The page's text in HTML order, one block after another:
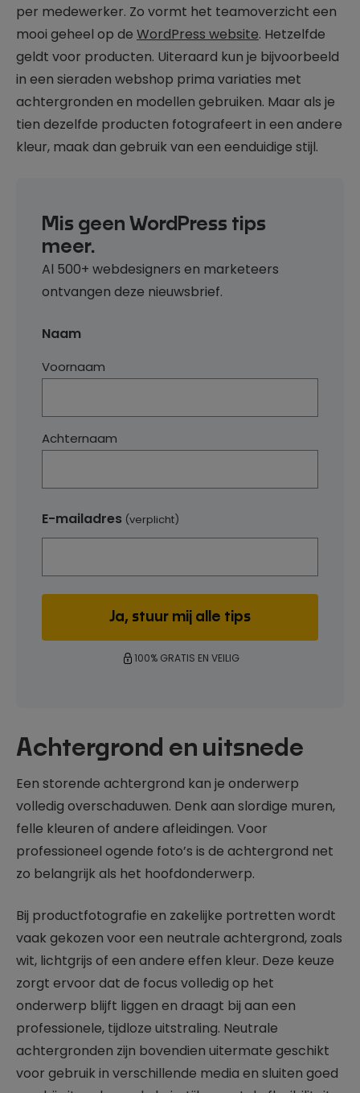
per medewerker. Zo vormt het teamoverzicht een
mooi geheel op de WordPress website. Hetzelfde
geldt voor producten. Uiteraard kun je bijvoorbeeld
in een sieraden webshop prima variaties met
achtergronden en modellen gebruiken. Maar als je
tien dezelfde producten fotografeert in een andere
kleur, maak dan gebruik van een eenduidige stijl.
Mis geen WordPress tips
meer.
Al 500+ webdesigners en marketeers
ontvangen deze nieuwsbrief.
Naam
Voornaam
Achternaam
E-mailadres (verplicht)
100% GRATIS EN VEILIG
Achtergrond en uitsnede
Een storende achtergrond kan je onderwerp
volledig overschaduwen. Denk aan slordige muren,
felle kleuren of andere afleidingen. Voor
professioneel ogende foto’s is de achtergrond net
zo belangrijk als het hoofdonderwerp.
Bij productfotografie en zakelijke portretten wordt
vaak gekozen voor een neutrale achtergrond, zoals
wit, lichtgrijs of een andere effen kleur. Deze keuze
zorgt ervoor dat de focus volledig op het
onderwerp blijft liggen en draagt bij aan een
professionele, tijdloze uitstraling. Neutrale
achtergronden zijn bovendien uitermate geschikt
voor gebruik in verschillende media en sluiten goed